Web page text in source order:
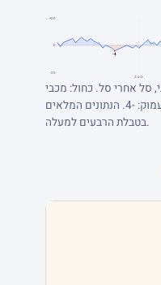
+20
0
-20
-4
רבע 2
אחרי סל. כחול: מכבי
מובילה. השיא: +20, הפיגור העמוק: -4. הנתונים המלאים
בטבלת הרבעים למעלה.